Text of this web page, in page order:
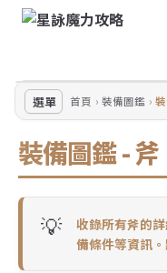
Skip to content
回
選單 首頁 裝備圖鑑
裝備圖鑑 - 斧
💡
收錄所有斧的
備條件等資訊